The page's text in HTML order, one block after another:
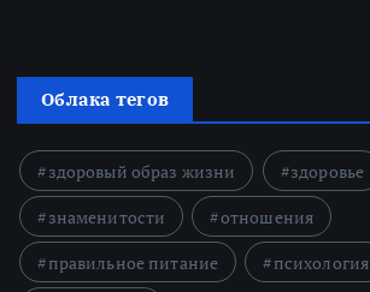
Облака тегов
здоровый образ жизни
здоровье
знаменитости
отношения
правильное питание
психология